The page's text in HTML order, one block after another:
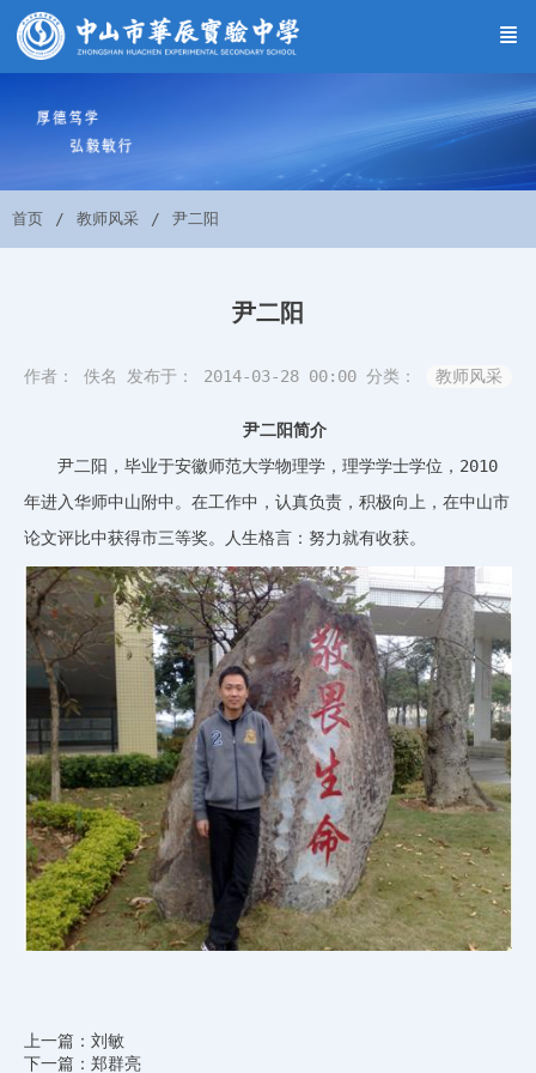
首页 教师风采 尹二阳
尹二阳
作者： 佚名 发布于： 2014-03-28 00:00 分类： 教师风采
尹二阳简介
尹二阳，毕业于安徽师范大学物理学，理学学士学位， 2010
年进入华师中山附中。在工作中，认真负责，积极向上，在中山市
论文评比中获得市三等奖。人生格言：努力就有收获。
上一篇：刘敏
下一篇：郑群亮